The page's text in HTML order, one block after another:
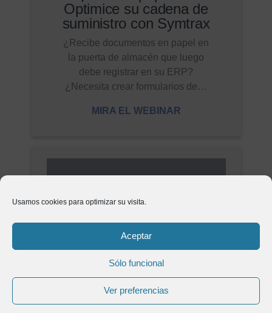
Usamos cookies para optimizar su visita.
Aceptar
Sólo funcional
Ver preferencias
Optimice su cadena de
suministro con Symtrax
¿Recibe documentos en papel en
la puerta de almacén que luego
debe registrar en su ERP?
¿Necesita crear formularios de…
MIRA EL WEBINAR